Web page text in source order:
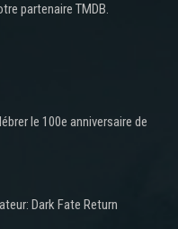
partenaire TMDB.
le 100e anniversaire de
Dark Fate Return